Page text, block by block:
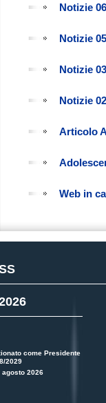
Notizie
Notizie
Notizie
Notizie
Articolo
Web in
come Presidente
2029
agosto 2026